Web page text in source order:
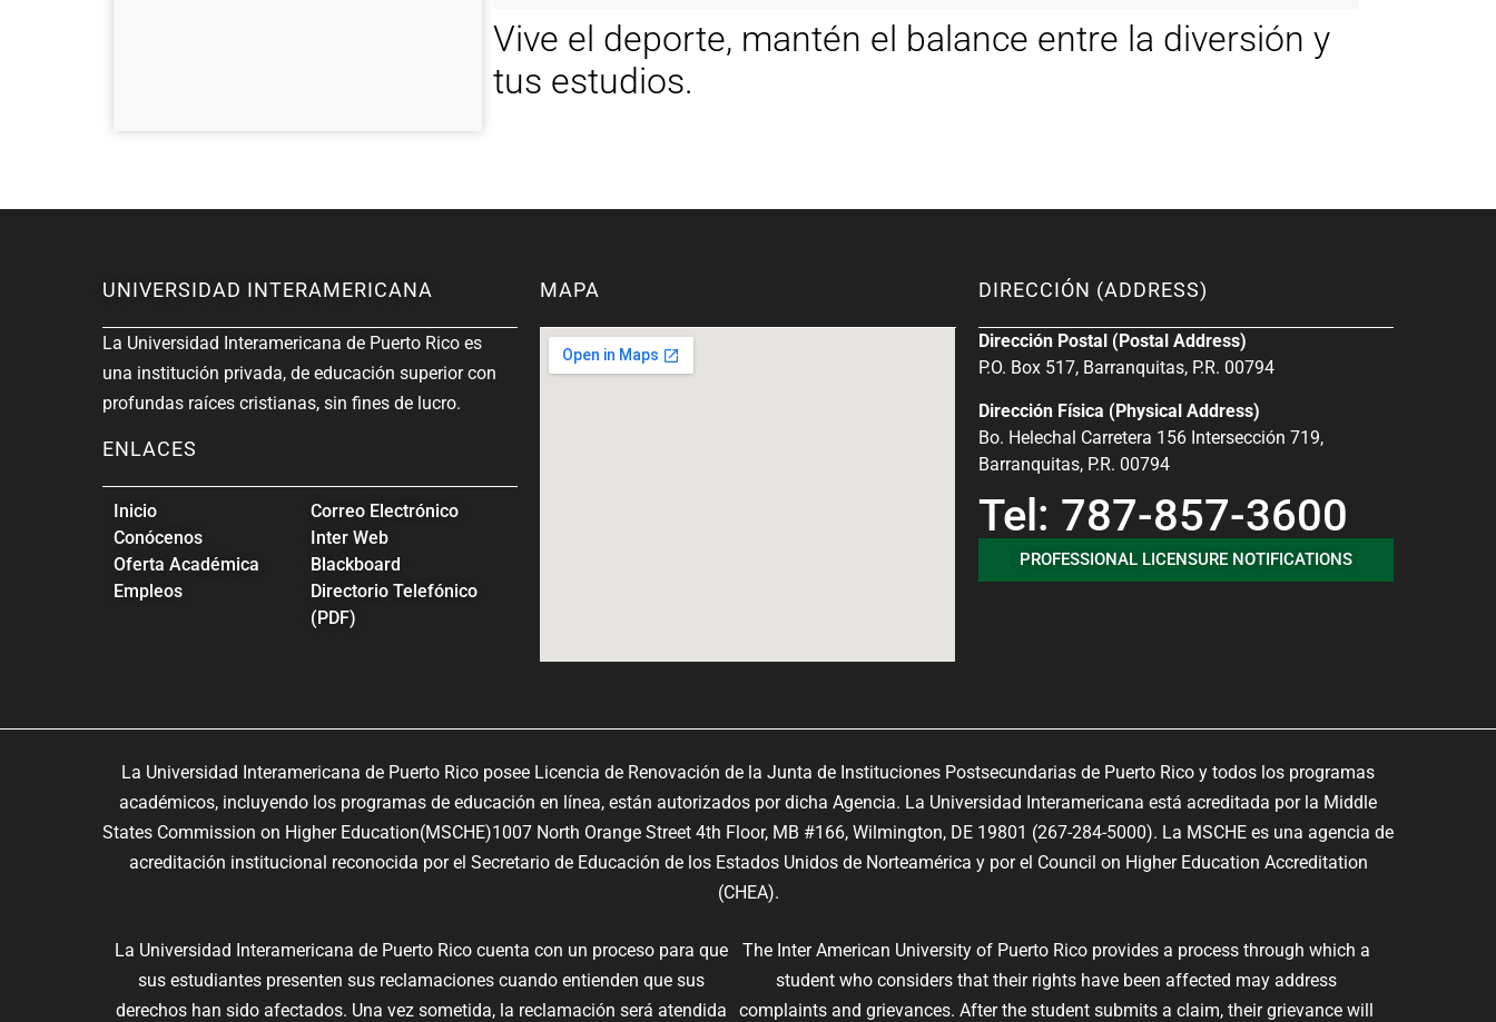
Vive el deporte, mantén el balance entre la diversión y
tus estudios.
UNIVERSIDAD INTERAMERICANA
La Universidad Interamericana de Puerto Rico es
una institución privada, de educación superior con
profundas raíces cristianas, sin fines de lucro.
ENLACES
Inicio
Conócenos
Oferta Académica
Empleos
Correo Electrónico
Inter Web
Blackboard
Directorio Telefónico
(PDF)
MAPA DIRECCIÓN (ADDRESS)
Dirección Postal (Postal Address)
P.O. Box 517, Barranquitas, P.R. 00794
Dirección Física (Physical Address)
Bo. Helechal Carretera 156 Intersección 719,
Barranquitas, P.R. 00794
Tel: 787-857-3600
PROFESSIONAL LICENSURE NOTIFICATIONS
La Universidad Interamericana de Puerto Rico posee Licencia de Renovación de la Junta de Instituciones Postsecundarias de Puerto Rico y todos los programas
académicos, incluyendo los programas de educación en línea, están autorizados por dicha Agencia. La Universidad Interamericana está acreditada por la Middle
States Commission on Higher Education(MSCHE)1007 North Orange Street 4th Floor, MB #166, Wilmington, DE 19801 (267-284-5000). La MSCHE es una agencia de
acreditación institucional reconocida por el Secretario de Educación de los Estados Unidos de Norteamérica y por el Council on Higher Education Accreditation
(CHEA).
La Universidad Interamericana de Puerto Rico cuenta con un proceso para que
sus estudiantes presenten sus reclamaciones cuando entienden que sus
derechos han sido afectados. Una vez sometida, la reclamación será atendida
The Inter American University of Puerto Rico provides a process through which a
student who considers that their rights have been affected may address
complaints and grievances. After the student submits a claim, their grievance will